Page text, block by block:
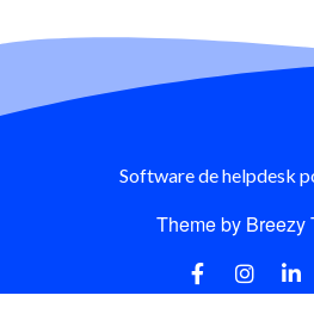
Software de helpdesk
Theme by Breezy